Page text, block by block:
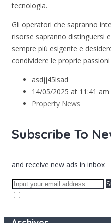
tecnologia.
Gli operatori che sapranno
risorse sapranno distinguersi
sempre più esigente e
condividere le proprie
asdjj45lsad
14/05/2025 at 11:41 am
Property News
Subscribe To
and receive new ads in inbox